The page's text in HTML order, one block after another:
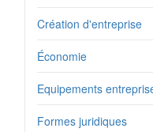
Création d'entreprise
Économie
Equipements
Formes juridiques